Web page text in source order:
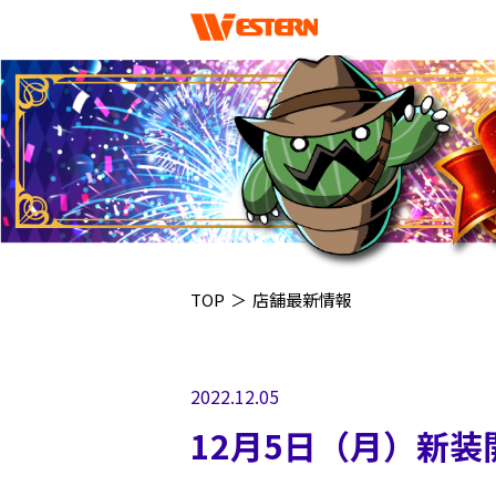
TOP ＞ 店舗最新情報
2022.12.05
12月5日（月）新装